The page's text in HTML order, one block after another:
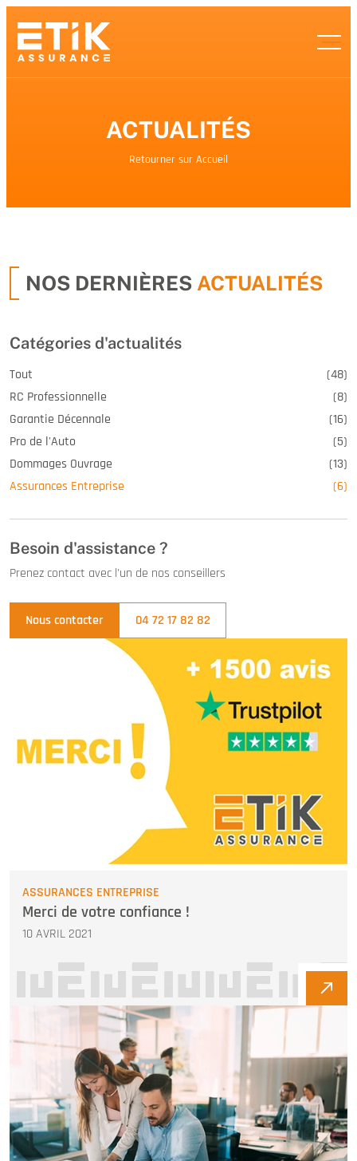
ACTUALITÉS
Retourner sur Accueil
NOS DERNIÈRES ACTUALITÉS
ASSURANCES ENTREPRISE
Merci de votre confiance !
10 AVRIL 2021
Catégories d'actualités
Tout
(48)
RC Professionnelle
(8)
Garantie Décennale
(16)
Pro de l'Auto
(5)
Dommages Ouvrage
(13)
Assurances Entreprise
(6)
Besoin d'assistance ?
Prenez contact avec l'un de nos conseillers
Nous contacter 04 72 17 82 82